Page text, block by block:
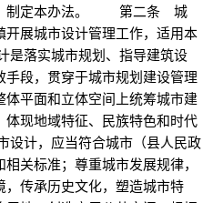
，制定本办法。 第二条 城
展城市设计管理工作，适用本
实城市规划、指导建筑设
段，贯穿于城市规划建设管理
平面和立体空间上统筹城市建
现地域特征、民族特色和时代
，应当符合城市（县人民政
关标准；尊重城市发展规律，
传承历史文化，塑造城市特